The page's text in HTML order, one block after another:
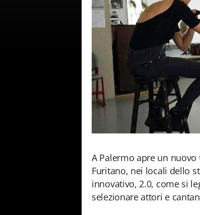
A Palermo apre un
Furitano, nei locali dello
innovativo, 2.0, come si
selezionare attori e